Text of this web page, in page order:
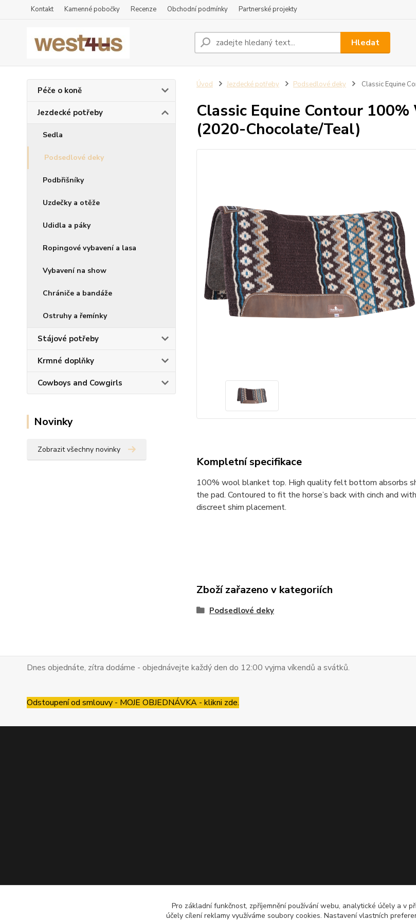
Kontakt Kamenné pobočky Recenze Obchodní podmínky Partnerské projekty
Hledat
Péče o koně
Jezdecké potřeby
Sedla
Podsedlové deky
Podbřišníky
Uzdečky a otěže
Udidla a páky
Ropingové vybavení a lasa
Vybavení na show
Chrániče a bandáže
Ostruhy a řemínky
Stájové potřeby
Krmné doplňky
Cowboys and Cowgirls
Novinky
Zobrazit všechny novinky
Úvod Jezdecké potřeby Podsedlové deky Classic Equine
Classic Equine Contour
(2020-Chocolate/Teal)
Kompletní specifikace
100% wool blanket top. High quality felt bottom absorbs
the pad. Contoured to fit the horse’s back with cinch and
discreet shim placement.
Zboží zařazeno v kategoriích
Podsedlové deky
Dnes objednáte, zítra dodáme - objednávejte každý den do 12:00 vyjma víkendů a svátků.
Odstoupení od smlouvy - MOJE OBJEDNÁVKA - klikni zde.
Pro základní funkčnost, zpříjemnění používání webu, analytické účely a v
účely cílení reklamy využíváme soubory cookies. Nastavení vlastních